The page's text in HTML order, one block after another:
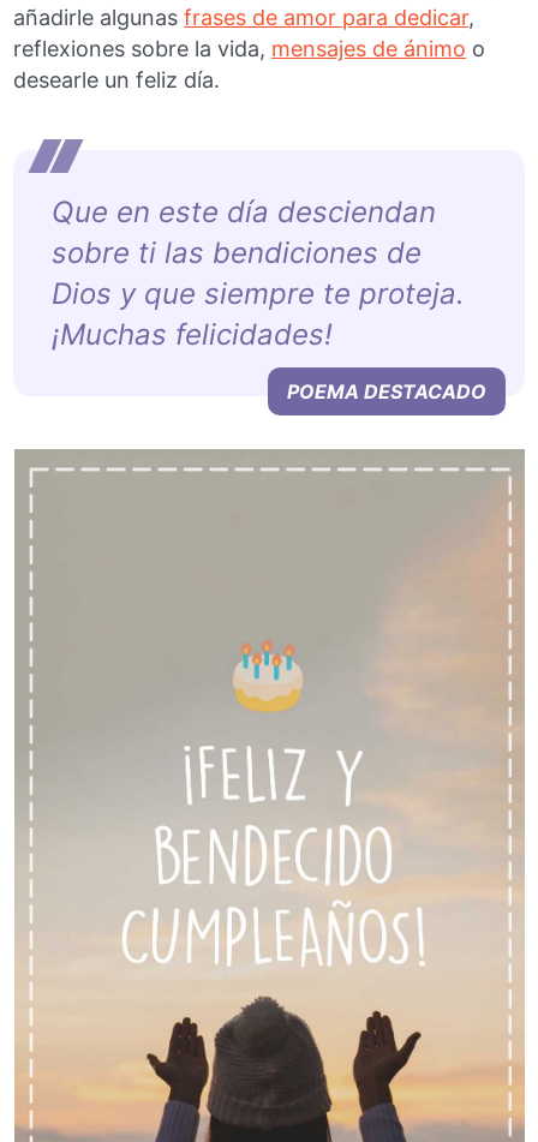
añadirle algunasfrases de amor para dedicar,
reflexiones sobre la vida, mensajes de ánimo o
desearle un feliz día.
Que en este día desciendan
sobre ti las bendiciones de
Dios y que siempre te proteja.
¡Muchas felicidades!